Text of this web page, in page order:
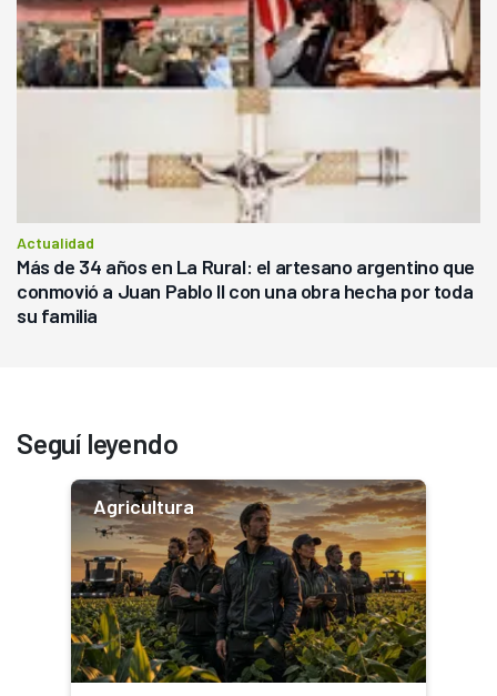
Actualidad
Más de 34 años en La Rural: el artesano argentino que
conmovió a Juan Pablo II con una obra hecha por toda
su familia
Seguí leyendo
Agricultura